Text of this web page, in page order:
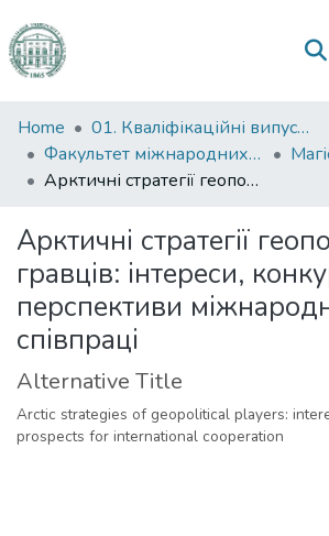
Communities
&
Collections
Statistics
Home
01. Кваліфікаційні випускні роботи здобувачів вищої освіти
Факультет міжнародних відносин, політології та соціології
Арктичні стратегії геополітичних гравців: інтереси, конкуренція та перспективи міжнародної співпраці
Арктичні стратегії
гравців: інтереси,
перспективи
співпраці
Alternative Title
Arctic strategies of geopolitical players:
prospects for international cooperation